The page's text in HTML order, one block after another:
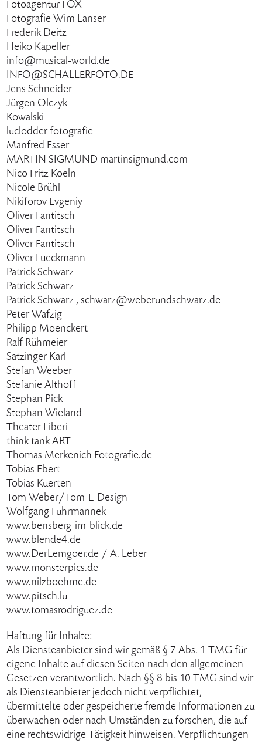
Fotoagentur FOX
Fotografie Wim Lanser
Frederik Deitz
Heiko Kapeller
info@musical-world.de
INFO@SCHALLERFOTO.DE
Jens Schneider
Jürgen Olczyk
Kowalski
luclodder fotografie
Manfred Esser
MARTIN SIGMUND martinsigmund.com
Nico Fritz Koeln
Nicole Brühl
Nikiforov Evgeniy
Oliver Fantitsch
Oliver Fantitsch
Oliver Fantitsch
Oliver Lueckmann
Patrick Schwarz
Patrick Schwarz
Patrick Schwarz , schwarz@weberundschwarz.de
Peter Wafzig
Philipp Moenckert
Ralf Rühmeier
Satzinger Karl
Stefan Weeber
Stefanie Althoff
Stephan Pick
Stephan Wieland
Theater Liberi
think tank ART
Thomas Merkenich Fotografie.de
Tobias Ebert
Tobias Kuerten
Tom Weber/Tom-E-Design
Wolfgang Fuhrmannek
www.bensberg-im-blick.de
www.blende4.de
www.DerLemgoer.de / A. Leber
www.monsterpics.de
www.nilzboehme.de
www.pitsch.lu
www.tomasrodriguez.de
Haftung für Inhalte:
Als Diensteanbieter sind wir gemäß § 7 Abs. 1 TMG für
eigene Inhalte auf diesen Seiten nach den allgemeinen
Gesetzen verantwortlich. Nach §§ 8 bis 10 TMG sind wir
als Diensteanbieter jedoch nicht verpflichtet,
übermittelte oder gespeicherte fremde Informationen zu
überwachen oder nach Umständen zu forschen, die auf
eine rechtswidrige Tätigkeit hinweisen. Verpflichtungen